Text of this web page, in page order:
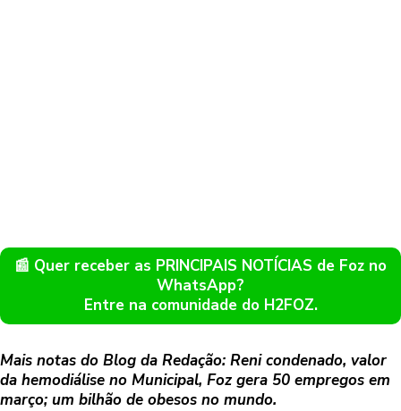
📰 Quer receber as PRINCIPAIS NOTÍCIAS de Foz no
WhatsApp?
Entre na comunidade do H2FOZ.
Mais notas do Blog da Redação: Reni condenado, valor
da hemodiálise no Municipal, Foz gera 50 empregos em
março; um bilhão de obesos no mundo.